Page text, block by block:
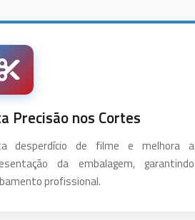
Precisão nos Cortes
desperdício de filme e melhora a
da embalagem, garantindo
profissional.